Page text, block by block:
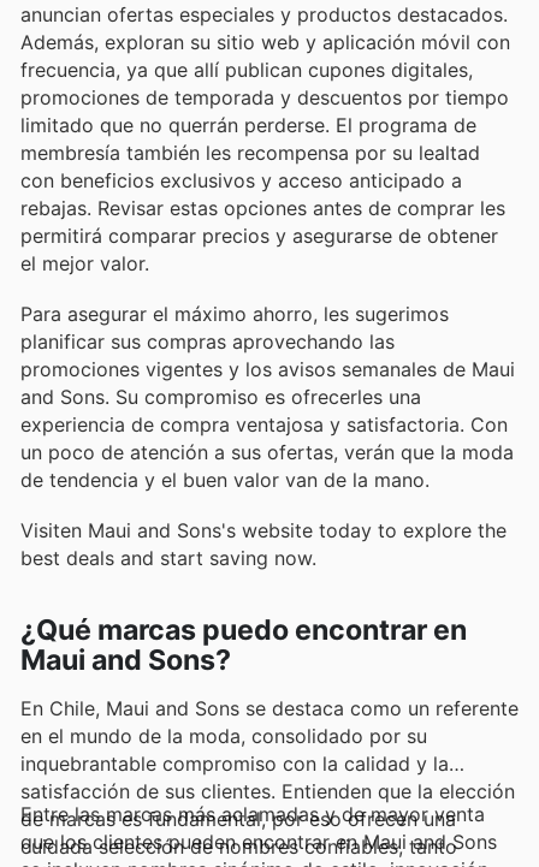
anuncian ofertas especiales y productos destacados.
Además, exploran su sitio web y aplicación móvil con
frecuencia, ya que allí publican cupones digitales,
promociones de temporada y descuentos por tiempo
limitado que no querrán perderse. El programa de
membresía también les recompensa por su lealtad
con beneficios exclusivos y acceso anticipado a
rebajas. Revisar estas opciones antes de comprar les
permitirá comparar precios y asegurarse de obtener
el mejor valor.
Para asegurar el máximo ahorro, les sugerimos
planificar sus compras aprovechando las
promociones vigentes y los avisos semanales de Maui
and Sons. Su compromiso es ofrecerles una
experiencia de compra ventajosa y satisfactoria. Con
un poco de atención a sus ofertas, verán que la moda
de tendencia y el buen valor van de la mano.
Visiten Maui and Sons's website today to explore the
best deals and start saving now.
¿Qué marcas puedo encontrar en
Maui and Sons?
En Chile, Maui and Sons se destaca como un referente
en el mundo de la moda, consolidado por su
inquebrantable compromiso con la calidad y la
satisfacción de sus clientes. Entienden que la elección
de marcas es fundamental, por eso ofrecen una
cuidada selección de nombres confiables, tanto
Entre las marcas más aclamadas y de mayor venta
que los clientes pueden encontrar en Maui and Sons